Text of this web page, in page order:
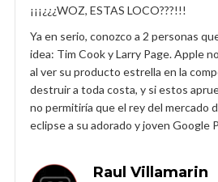
¡¡¡¿¿¿WOZ, ESTAS LOCO???!!!
Ya en serio, conozco a 2 personas
idea: Tim Cook y Larry Page. Apple
al ver su producto estrella en la
destruir a toda costa, y si estos
no permitiría que el rey del mercado
eclipse a su adorado y joven Google
Raul Villamarin